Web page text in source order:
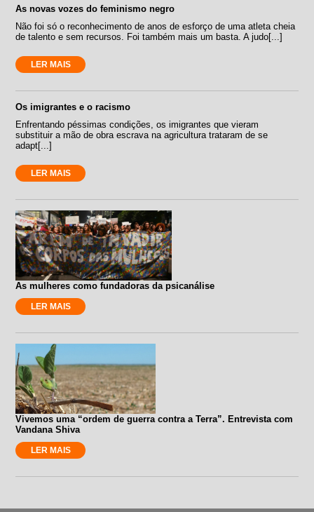
As novas vozes do feminismo negro
Não foi só o reconhecimento de anos de esforço de uma atleta cheia
de talento e sem recursos. Foi também mais um basta. A judo[...]
LER MAIS
Os imigrantes e o racismo
Enfrentando péssimas condições, os imigrantes que vieram
substituir a mão de obra escrava na agricultura trataram de se
adapt[...]
LER MAIS
As mulheres como fundadoras da psicanálise
LER MAIS
Vivemos uma “ordem de guerra contra a Terra”. Entrevista com
Vandana Shiva
LER MAIS